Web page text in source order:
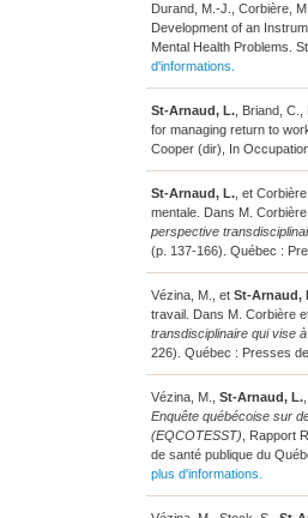
Durand, M.-J., Corbière,
Development of an
Mental Health Problems.
d'informations.
St-Arnaud, L., Briand, C.,
for managing return to
Cooper (dir), In
St-Arnaud, L., et
mentale. Dans M.
perspective
(p. 137-166). Québec :
Vézina, M., et St-Arnaud,
travail. Dans M. Corbière
transdisciplinaire qui vise
226). Québec : Presses
Vézina, M., St-Arnaud, L.,
Enquête québécoise sur
(EQCOTESST) , Rapport
de santé publique du
plus d'informations.